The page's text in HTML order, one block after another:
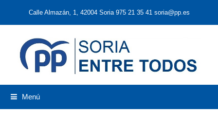
Calle Almazán, 1, 42004 Soria 975 21 35 41 soria@pp.es
Menú